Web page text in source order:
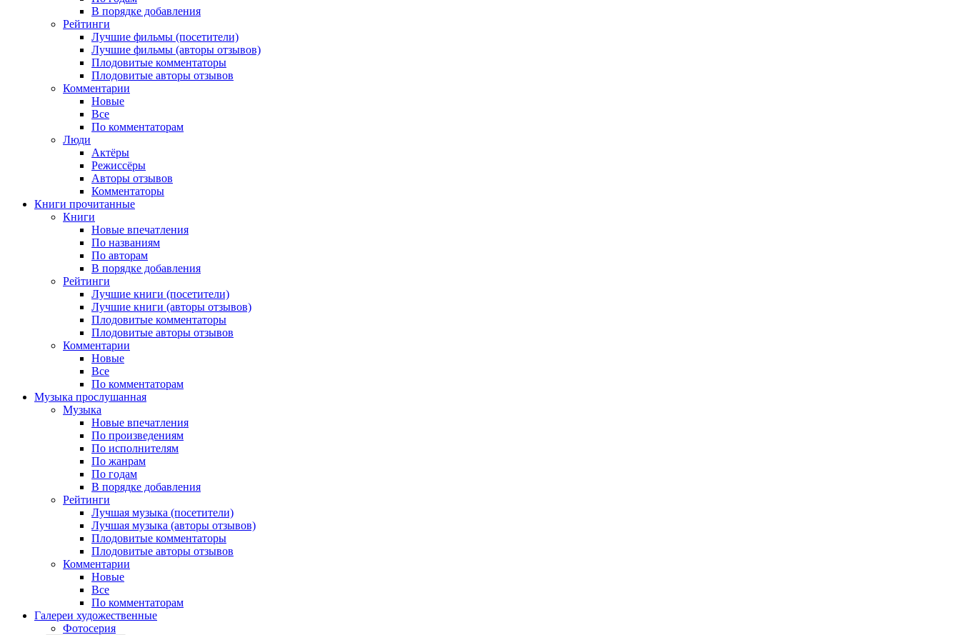
В порядке добавления
Рейтинги
Лучшие фильмы (посетители)
Лучшие фильмы (авторы отзывов)
Плодовитые комментаторы
Плодовитые авторы отзывов
Комментарии
Новые
Все
По комментаторам
Люди
Актёры
Режиссёры
Авторы отзывов
Комментаторы
Книги прочитанные
Книги
Новые впечатления
По названиям
По авторам
В порядке добавления
Рейтинги
Лучшие книги (посетители)
Лучшие книги (авторы отзывов)
Плодовитые комментаторы
Плодовитые авторы отзывов
Комментарии
Новые
Все
По комментаторам
Музыка прослушанная
Музыка
Новые впечатления
По произведениям
По исполнителям
По жанрам
По годам
В порядке добавления
Рейтинги
Лучшая музыка (посетители)
Лучшая музыка (авторы отзывов)
Плодовитые комментаторы
Плодовитые авторы отзывов
Комментарии
Новые
Все
По комментаторам
Галереи художественные
Фотосерия